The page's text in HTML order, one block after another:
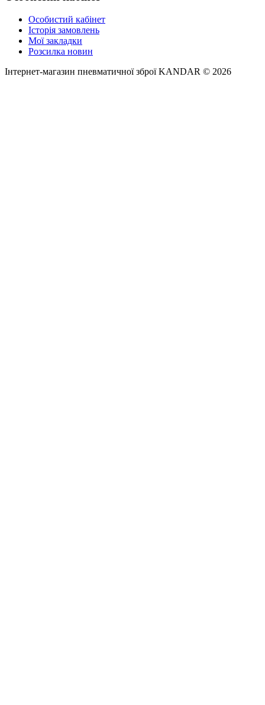
Особистий кабінет
Історія замовлень
Мої закладки
Розсилка новин
Інтернет-магазин пневматичної зброї KANDAR © 2026